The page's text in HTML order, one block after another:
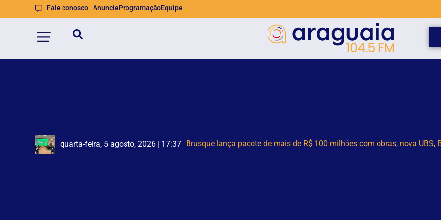
Fale conosco AnuncieProgramaçãoEquipe
quarta-feira, 5 agosto, 2026 | 17:37
quarta-feira, 5 agosto, 2026 | 16:59 Homem é
Defesa Civil do estado alerta para possíveis temporais